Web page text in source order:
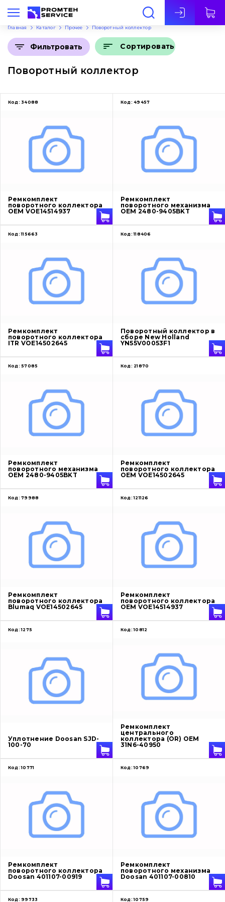
Рус
Контакты
Каталог
Фильтры и смазочные материалы
Болты, гайки и элементы крепления
Главная Каталог Прочее Поворотный коллектор
Поворотный коллектор
Фильтровать Сортировать
Код: 34088
Ремкомплект
поворотного коллектора
OEM VOE14514937
Код: 49457
Ремкомплект
поворотного механизма
OEM 2480-9405BKT
Код: 115663
Ремкомплект
поворотного коллектора
ITR VOE14502645
Код: 118406
Поворотный коллектор в
сборе New Holland
YN55V00053F1
Код: 57085
Ремкомплект
поворотного механизма
OEM 2480-9405BKT
Код: 21870
Ремкомплект
поворотного коллектора
OEM VOE14502645
Код: 79988
Ремкомплект
поворотного коллектора
Blumaq VOE14502645
Код: 121126
Ремкомплект
поворотного коллектора
OEM VOE14514937
Код: 1275
Уплотнение Doosan SJD-
100-70
Код: 10812
Ремкомплект
центрального
коллектора (OR) OEM
31N6-40950
Код: 10771
Ремкомплект
поворотного коллектора
Doosan 401107-00919
Код: 10769
Ремкомплект
поворотного механизма
Doosan 401107-00810
Код: 99733 Код: 10759